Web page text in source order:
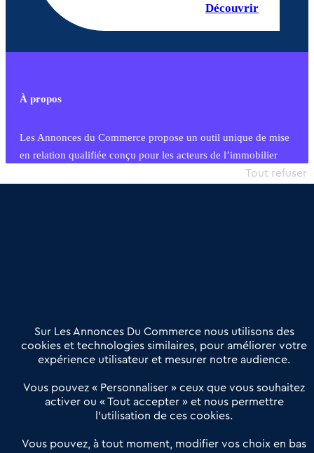
Découvrir
À propos
Les Annonces du Commerce propose un outil unique de mise
en relation qualifiée conçu pour les acteurs de l’immobilier
commercial et les collectivités territoriales, simple et intégrant
Offres Pro
Actualités
Qui sommes nous ?
Derniers articles
Réseau 3C : un partenaire national dédié aux transactions
Petitscommerces : Un partenariat au service du commerce de
Sur Les Annonces Du Commerce nous utilisons des
cookies et technologies similaires, pour améliorer votre
expérience utilisateur et mesurer notre audience.
Vous pouvez « Personnaliser » ceux que vous souhaitez
activer ou « Tout accepter » et nous permettre
l’utilisation de ces cookies.
Vous pouvez, à tout moment, modifier vos choix en bas
Tout refuser